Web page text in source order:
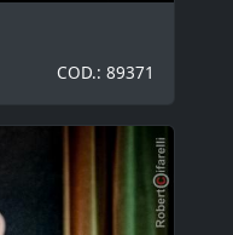
COD.: 89371